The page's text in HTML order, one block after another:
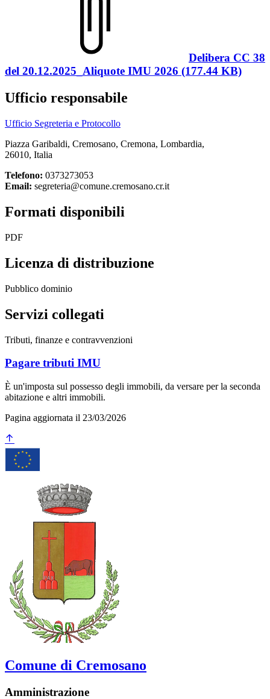
Delibera CC 38
del 20.12.2025_Aliquote IMU 2026 (177.44 KB)
Ufficio responsabile
Ufficio Segreteria e Protocollo
Piazza Garibaldi, Cremosano, Cremona, Lombardia,
26010, Italia
Telefono: 0373273053
Email: segreteria@comune.cremosano.cr.it
Formati disponibili
PDF
Licenza di distribuzione
Pubblico dominio
Servizi collegati
Tributi, finanze e contravvenzioni
Pagare tributi IMU
È un'imposta sul possesso degli immobili, da versare per la seconda
abitazione e altri immobili.
Pagina aggiornata il 23/03/2026
Comune di Cremosano
Amministrazione